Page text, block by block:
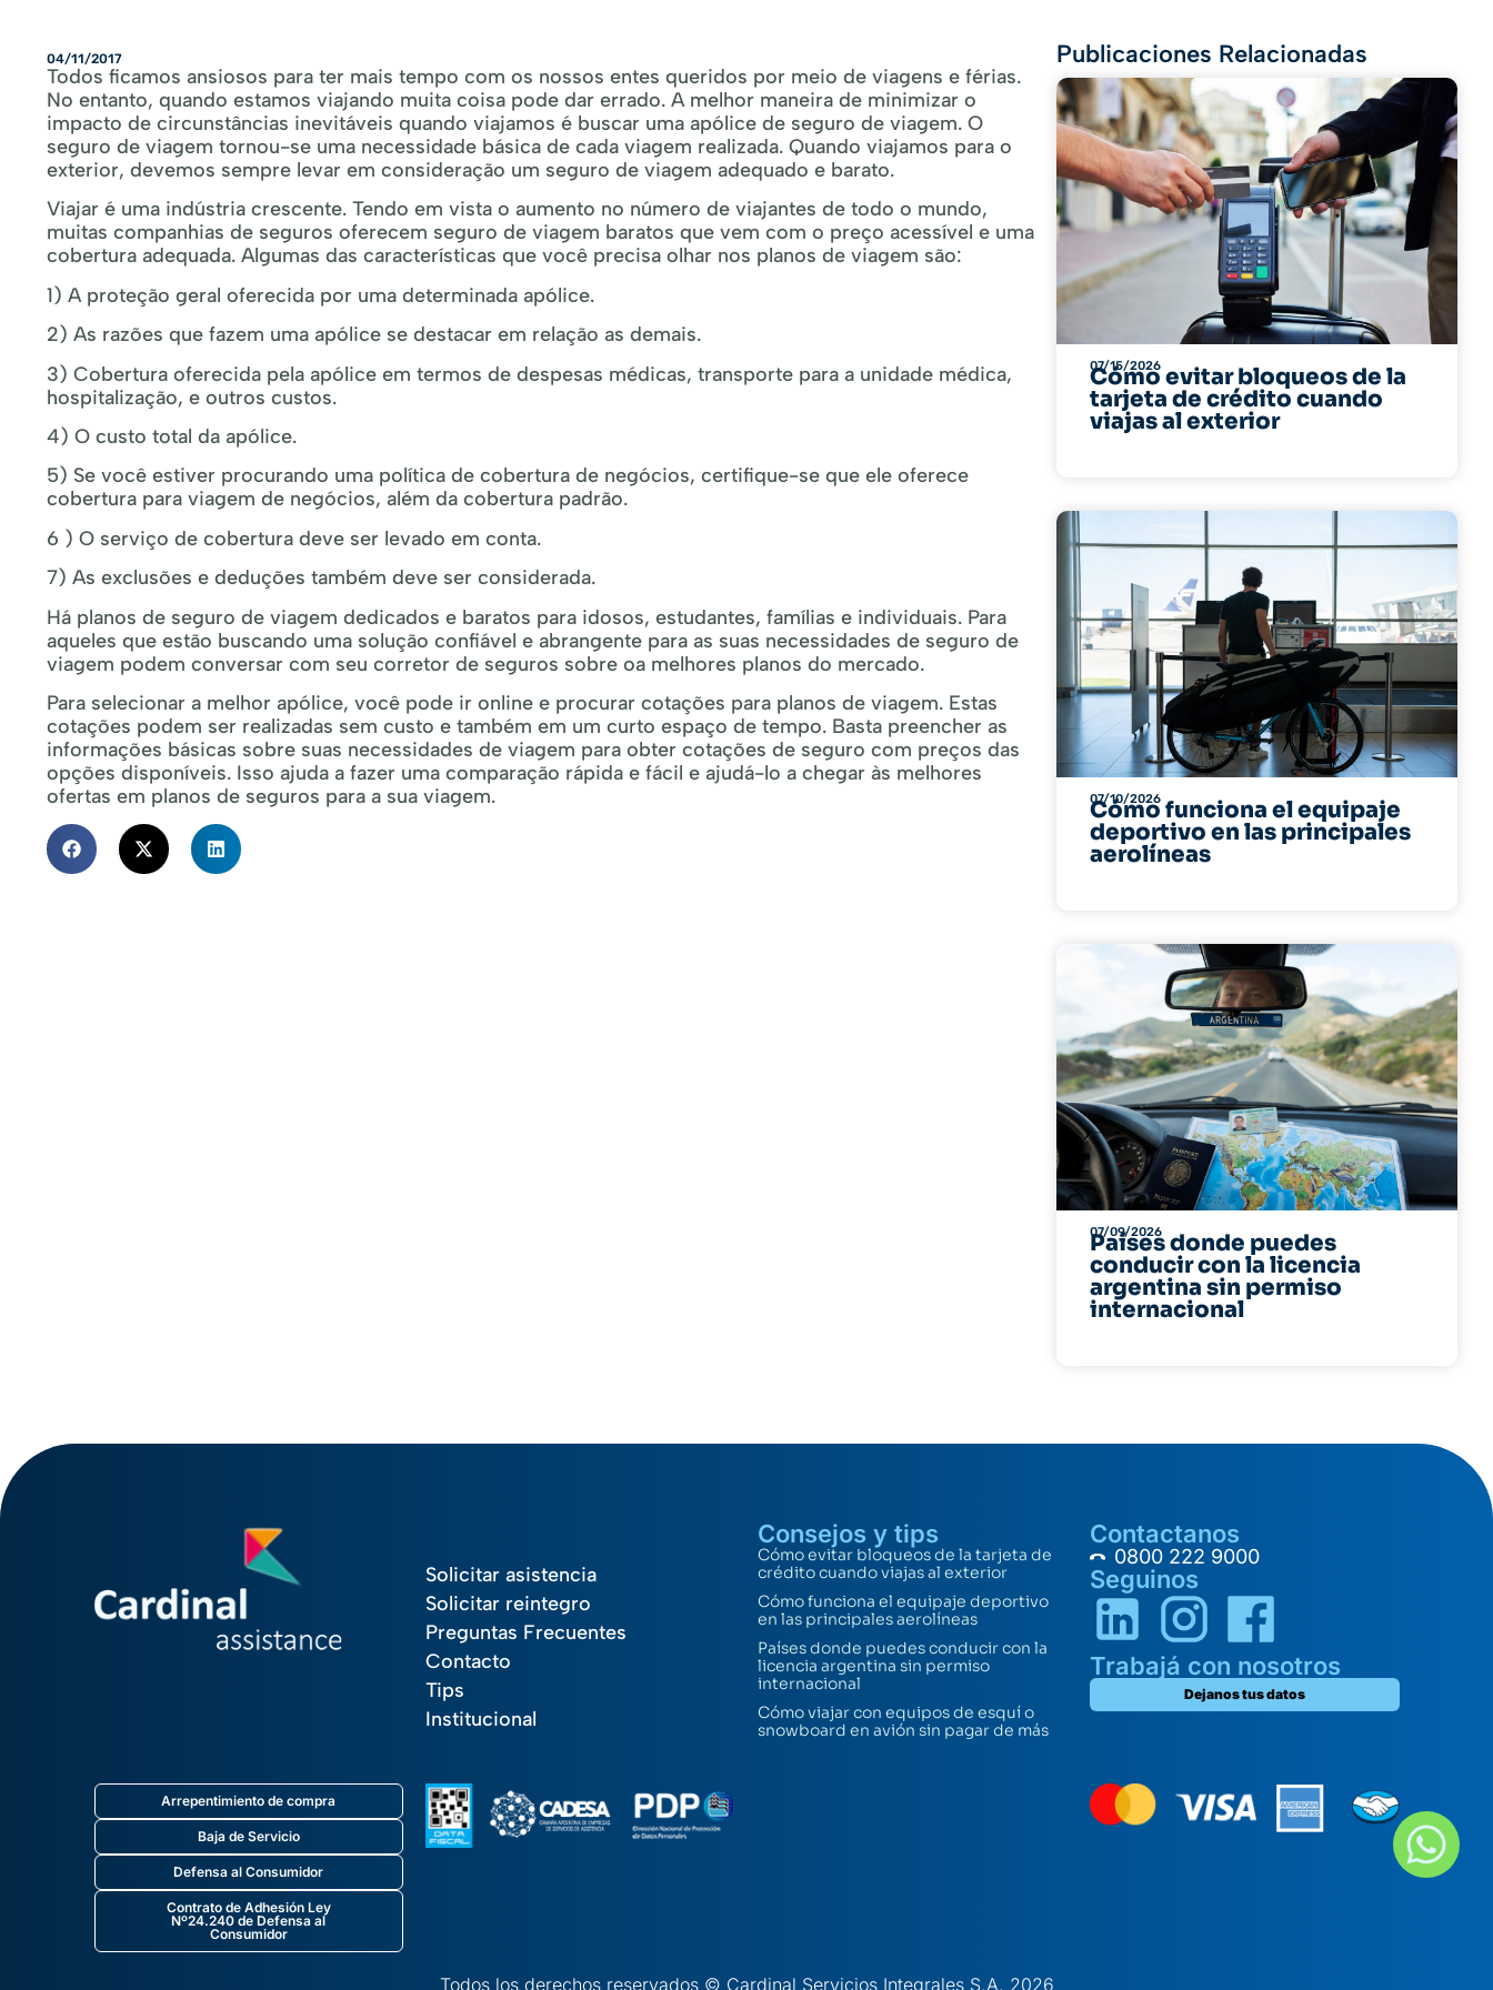
04/11/2017
Todos ficamos ansiosos para ter mais tempo com os nossos entes queridos por meio de viagens e férias.
No entanto, quando estamos viajando muita coisa pode dar errado. A melhor maneira de minimizar o
impacto de circunstâncias inevitáveis ​​quando viajamos é buscar uma apólice de seguro de viagem. O
seguro de viagem tornou-se uma necessidade básica de cada viagem realizada. Quando viajamos para o
exterior, devemos sempre levar em consideração um seguro de viagem adequado e barato.
Viajar é uma indústria crescente. Tendo em vista o aumento no número de viajantes de todo o mundo,
muitas companhias de seguros oferecem seguro de viagem baratos que vem com o preço acessível e uma
cobertura adequada. Algumas das características que você precisa olhar nos planos de viagem são:
1) A proteção geral oferecida por uma determinada apólice.
2) As razões que fazem uma apólice se destacar em relação as demais.
3) Cobertura oferecida pela apólice em termos de despesas médicas, transporte para a unidade médica,
hospitalização, e outros custos.
4) O custo total da apólice.
5) Se você estiver procurando uma política de cobertura de negócios, certifique-se que ele oferece
cobertura para viagem de negócios, além da cobertura padrão.
6 ) O serviço de cobertura deve ser levado em conta.
7) As exclusões e deduções também deve ser considerada.
Há planos de seguro de viagem dedicados e baratos para idosos, estudantes, famílias e individuais. Para
aqueles que estão buscando uma solução confiável e abrangente para as suas necessidades de seguro de
viagem podem conversar com seu corretor de seguros sobre oa melhores planos do mercado.
Para selecionar a melhor apólice, você pode ir online e procurar cotações para planos de viagem. Estas
cotações podem ser realizadas sem custo e também em um curto espaço de tempo. Basta preencher as
informações básicas sobre suas necessidades de viagem para obter cotações de seguro com preços das
opções disponíveis. Isso ajuda a fazer uma comparação rápida e fácil e ajudá-lo a chegar às melhores
ofertas em planos de seguros para a sua viagem.
Publicaciones Relacionadas
07/15/2026
Cómo evitar bloqueos de la
tarjeta de crédito cuando
viajas al exterior
07/10/2026
Cómo funciona el equipaje
deportivo en las principales
aerolíneas
07/09/2026
Países donde puedes
conducir con la licencia
argentina sin permiso
internacional
Solicitar asistencia
Solicitar reintegro
Preguntas Frecuentes
Contacto
Tips
Institucional
Consejos y tips
Cómo evitar bloqueos de la tarjeta de
crédito cuando viajas al exterior
Cómo funciona el equipaje deportivo
en las principales aerolíneas
Países donde puedes conducir con la
licencia argentina sin permiso
internacional
Cómo viajar con equipos de esquí o
snowboard en avión sin pagar de más
Contactanos
0800 222 9000
Seguinos
Trabajá con nosotros
Dejanos tus datos
Arrepentimiento de compra
Baja de Servicio
Defensa al Consumidor
Contrato de Adhesión Ley
Nº24.240 de Defensa al
Consumidor
Todos los derechos reservados © Cardinal Servicios Integrales S.A. 2026